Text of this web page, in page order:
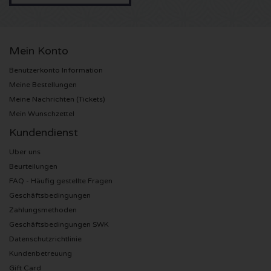
Olivia Rodrigo Karten
The Cure Karten
Tame Impala Karten
My Chemical Romance Karten
Rob de Nijs Karten
Danny Vera Karten
Mein Konto
Benutzerkonto Information
Meine Bestellungen
Meine Nachrichten (Tickets)
Mein Wunschzettel
Kundendienst
Uber uns
Beurteilungen
FAQ - Häufig gestellte Fragen
Geschäftsbedingungen
Zahlungsmethoden
Geschäftsbedingungen SWK
Datenschutzrichtlinie
Kundenbetreuung
Gift Card